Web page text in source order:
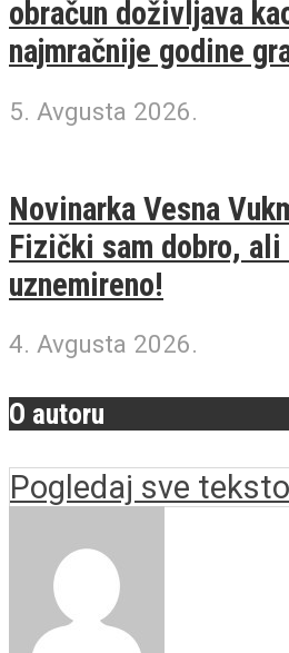
obračun doživljava
najmračnije godine
5. Avgusta 2026.
Novinarka Vesna
Fizički sam dobro, ali
uznemireno!
4. Avgusta 2026.
O autoru
Pogledaj sve